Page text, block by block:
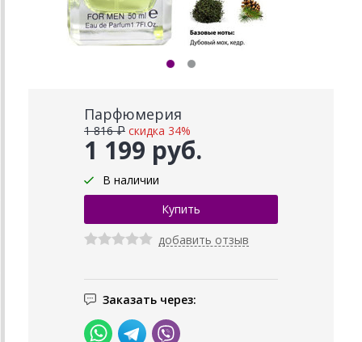
Парфюмерия
1 199 руб.
1 816 ₽ скидка 34%
В наличии
добавить отзыв
Заказать через: